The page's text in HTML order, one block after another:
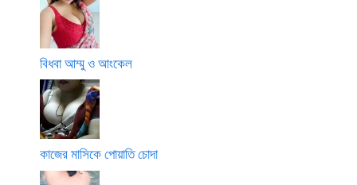
বিধবা আম্মু ও আংকেল
কাজের মাসিকে পোয়াতি চোদা